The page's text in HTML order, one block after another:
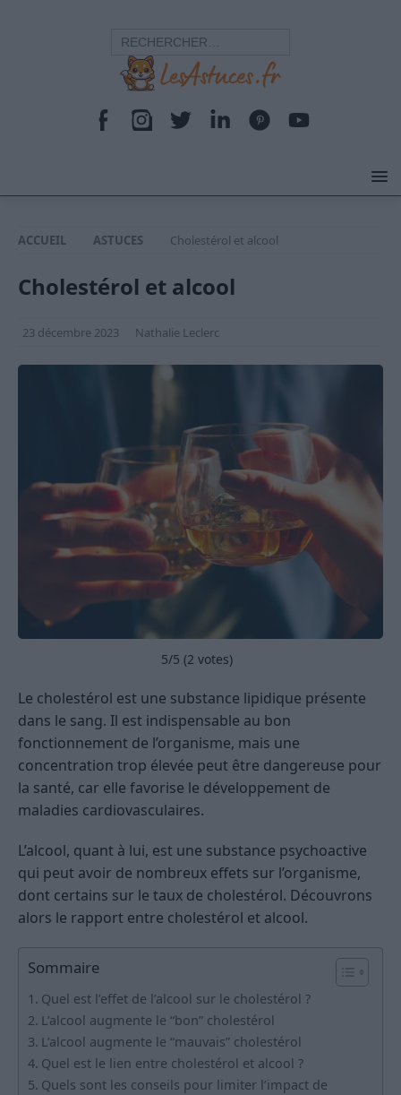
ACCUEIL ASTUCES Cholestérol et alcool
Cholestérol et alcool
23 décembre 2023 Nathalie Leclerc
5/5 (2 votes)
Le cholestérol est une substance lipidique présente
dans le sang. Il est indispensable au bon
fonctionnement de l’organisme, mais une
concentration trop élevée peut être dangereuse pour
la santé, car elle favorise le développement de
maladies cardiovasculaires.
L’alcool, quant à lui, est une substance psychoactive
qui peut avoir de nombreux effets sur l’organisme,
dont certains sur le taux de cholestérol. Découvrons
alors le rapport entre cholestérol et alcool.
Sommaire
Quel est l’effet de l’alcool sur le cholestérol ?
L’alcool augmente le “bon” cholestérol
L’alcool augmente le “mauvais” cholestérol
Quel est le lien entre cholestérol et alcool ?
Quels sont les conseils pour limiter l’impact de